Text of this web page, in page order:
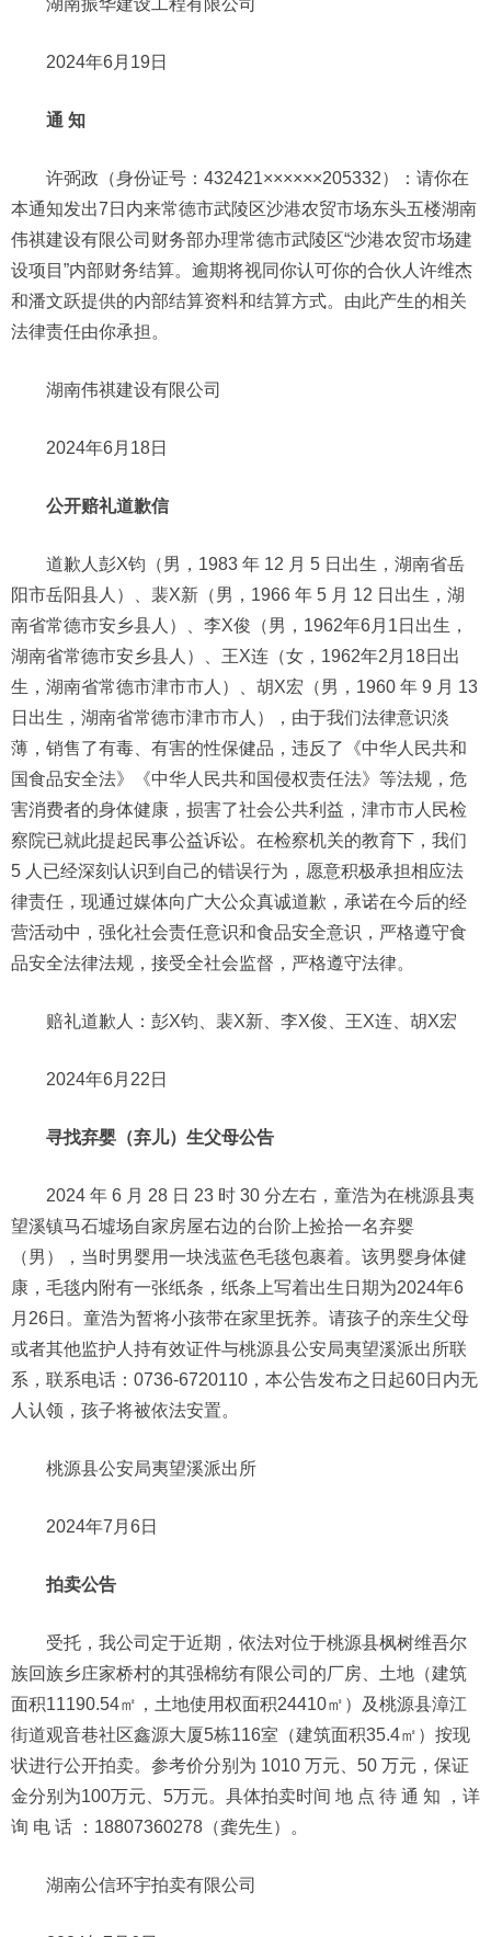
2024年6月19日
通 知
许弼政（身份证号：432421××××××205332）：请你在
本通知发出7日内来常德市武陵区沙港农贸市场东头五楼湖南
伟祺建设有限公司财务部办理常德市武陵区“沙港农贸市场建
设项目”内部财务结算。逾期将视同你认可你的合伙人许维杰
和潘文跃提供的内部结算资料和结算方式。由此产生的相关
法律责任由你承担。
湖南伟祺建设有限公司
2024年6月18日
公开赔礼道歉信
道歉人彭X钧（男，1983 年 12 月 5 日出生，湖南省岳
阳市岳阳县人）、裴X新（男，1966 年 5 月 12 日出生，湖
南省常德市安乡县人）、李X俊（男，1962年6月1日出生，
湖南省常德市安乡县人）、王X连（女，1962年2月18日出
生，湖南省常德市津市市人）、胡X宏（男，1960 年 9 月 13
日出生，湖南省常德市津市市人），由于我们法律意识淡
薄，销售了有毒、有害的性保健品，违反了《中华人民共和
国食品安全法》《中华人民共和国侵权责任法》等法规，危
害消费者的身体健康，损害了社会公共利益，津市市人民检
察院已就此提起民事公益诉讼。在检察机关的教育下，我们
5 人已经深刻认识到自己的错误行为，愿意积极承担相应法
律责任，现通过媒体向广大公众真诚道歉，承诺在今后的经
营活动中，强化社会责任意识和食品安全意识，严格遵守食
品安全法律法规，接受全社会监督，严格遵守法律。
赔礼道歉人：彭X钧、裴X新、李X俊、王X连、胡X宏
2024年6月22日
寻找弃婴（弃儿）生父母公告
2024 年 6 月 28 日 23 时 30 分左右，童浩为在桃源县夷
望溪镇马石墟场自家房屋右边的台阶上捡拾一名弃婴
（男），当时男婴用一块浅蓝色毛毯包裹着。该男婴身体健
康，毛毯内附有一张纸条，纸条上写着出生日期为2024年6
月26日。童浩为暂将小孩带在家里抚养。请孩子的亲生父母
或者其他监护人持有效证件与桃源县公安局夷望溪派出所联
系，联系电话：0736-6720110，本公告发布之日起60日内无
人认领，孩子将被依法安置。
桃源县公安局夷望溪派出所
2024年7月6日
拍卖公告
受托，我公司定于近期，依法对位于桃源县枫树维吾尔
族回族乡庄家桥村的其强棉纺有限公司的厂房、土地（建筑
面积11190.54㎡，土地使用权面积24410㎡）及桃源县漳江
街道观音巷社区鑫源大厦5栋116室（建筑面积35.4㎡）按现
状进行公开拍卖。参考价分别为 1010 万元、50 万元，保证
金分别为100万元、5万元。具体拍卖时间 地 点 待 通 知 ，详
询 电 话 ：18807360278（龚先生）。
湖南公信环宇拍卖有限公司